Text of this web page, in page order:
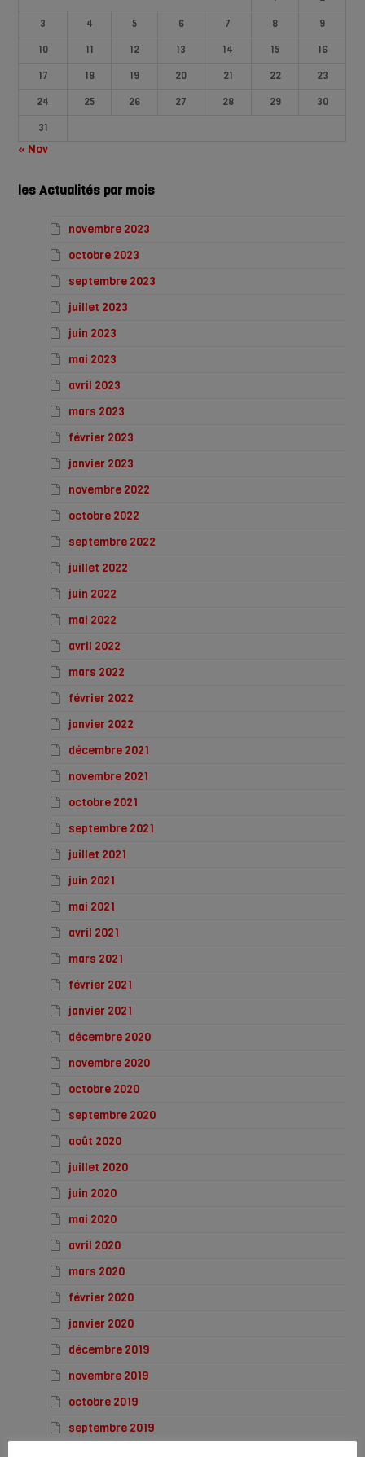
3
4 5 6 7 8
9
10
11 12 13 14 15
16
17
18 19 20 21 22
23
24
25 26 27 28 29
30
31
« Nov
les Actualités par mois
novembre 2023
octobre 2023
septembre 2023
juillet 2023
juin 2023
mai 2023
avril 2023
mars 2023
février 2023
janvier 2023
novembre 2022
octobre 2022
septembre 2022
juillet 2022
juin 2022
mai 2022
avril 2022
mars 2022
février 2022
janvier 2022
décembre 2021
novembre 2021
octobre 2021
septembre 2021
juillet 2021
juin 2021
mai 2021
avril 2021
mars 2021
février 2021
janvier 2021
décembre 2020
novembre 2020
octobre 2020
septembre 2020
août 2020
juillet 2020
juin 2020
mai 2020
avril 2020
mars 2020
février 2020
janvier 2020
décembre 2019
novembre 2019
octobre 2019
septembre 2019